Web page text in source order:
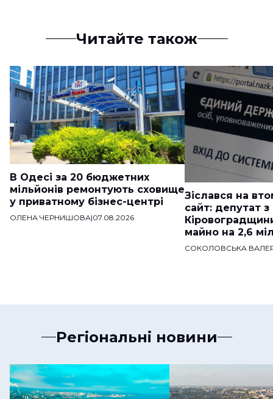
Читайте також
В Одесі за 20 бюджетних
мільйонів ремонтують сховище
у приватному бізнес-центрі
ОЛЕНА ЧЕРНИШОВА|07.08.2026
Зіслався на
сайт: депутат з
майно на 2,6
СОКОЛОВСЬКА
Регіональні новини